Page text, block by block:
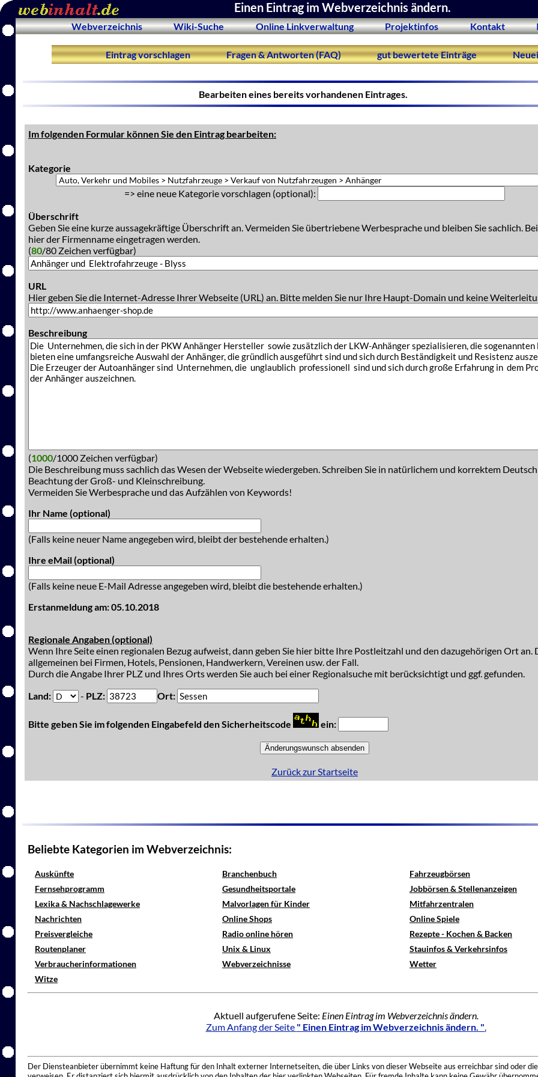
Einen Eintrag im Webverzeichnis ändern.
Webverzeichnis Wiki-Suche Online Linkverwaltung Projektinfos Kontakt
Eintrag vorschlagen Fragen & Antworten (FAQ) gut bewertete Einträge
Bearbeiten eines bereits vorhandenen Eintrages.
Im folgenden Formular können Sie den Eintrag bearbeiten:
Kategorie
=> eine neue Kategorie vorschlagen (optional):
Überschrift
Geben Sie eine kurze aussagekräftige Überschrift an. Vermeiden Sie übertriebene Werbesprache und bleiben Sie sachlich.
hier der Firmenname eingetragen werden.
(80/80 Zeichen verfügbar)
URL
Hier geben Sie die Internet-Adresse Ihrer Webseite (URL) an. Bitte melden Sie nur Ihre Haupt-Domain und keine
Beschreibung
(1000/1000 Zeichen verfügbar)
Die Beschreibung muss sachlich das Wesen der Webseite wiedergeben. Schreiben Sie in natürlichem und korrektem
Beachtung der Groß- und Kleinschreibung.
Vermeiden Sie Werbesprache und das Aufzählen von Keywords!
Ihr Name (optional)
(Falls keine neuer Name angegeben wird, bleibt der bestehende erhalten.)
Ihre eMail (optional)
(Falls keine neue E-Mail Adresse angegeben wird, bleibt die bestehende erhalten.)
Erstanmeldung am: 05.10.2018
Regionale Angaben (optional)
Wenn Ihre Seite einen regionalen Bezug aufweist, dann geben Sie hier bitte Ihre Postleitzahl und den dazugehörigen Ort an.
allgemeinen bei Firmen, Hotels, Pensionen, Handwerkern, Vereinen usw. der Fall.
Durch die Angabe Ihrer PLZ und Ihres Orts werden Sie auch bei einer Regionalsuche mit berücksichtigt und ggf. gefunden.
Land:
- PLZ: Ort:
Bitte geben Sie im folgenden Eingabefeld den Sicherheitscode ein:
Zurück zur Startseite
Beliebte Kategorien im Webverzeichnis:
Auskünfte Branchenbuch
Fahrzeugbörsen
Fernsehprogramm
Gesundheitsportale
Jobbörsen & Stellenanzeigen
Lexika & Nachschlagewerke
Malvorlagen für Kinder
Mitfahrzentralen
Nachrichten
Online Shops
Online Spiele
Preisvergleiche
Radio online hören
Rezepte - Kochen & Backen
Routenplaner
Unix & Linux
Stauinfos & Verkehrsinfos
Verbraucherinformationen
Webverzeichnisse
Wetter
Witze
Aktuell aufgerufene Seite: Einen Eintrag im Webverzeichnis ändern.
Zum Anfang der Seite " Einen Eintrag im Webverzeichnis ändern. ".
Der Diensteanbieter übernimmt keine Haftung für den Inhalt externer Internetseiten, die über Links von dieser Webseite aus erreichbar sind oder